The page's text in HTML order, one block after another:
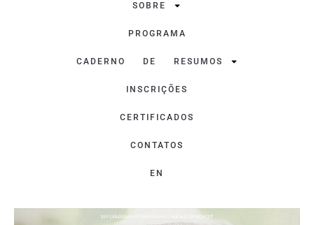
SOBRE
PROGRAMA
CADERNO DE RESUMOS
INSCRIÇÕES
CERTIFICADOS
CONTATOS
EN